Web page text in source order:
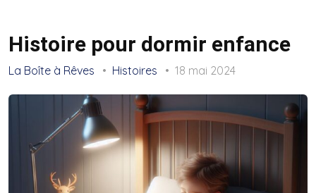
Histoire pour dormir enfance
La Boîte à Rêves Histoires 18 mai 2024